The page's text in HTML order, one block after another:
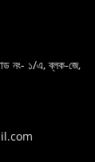
নং- ১/এ, ব্লক-জে,